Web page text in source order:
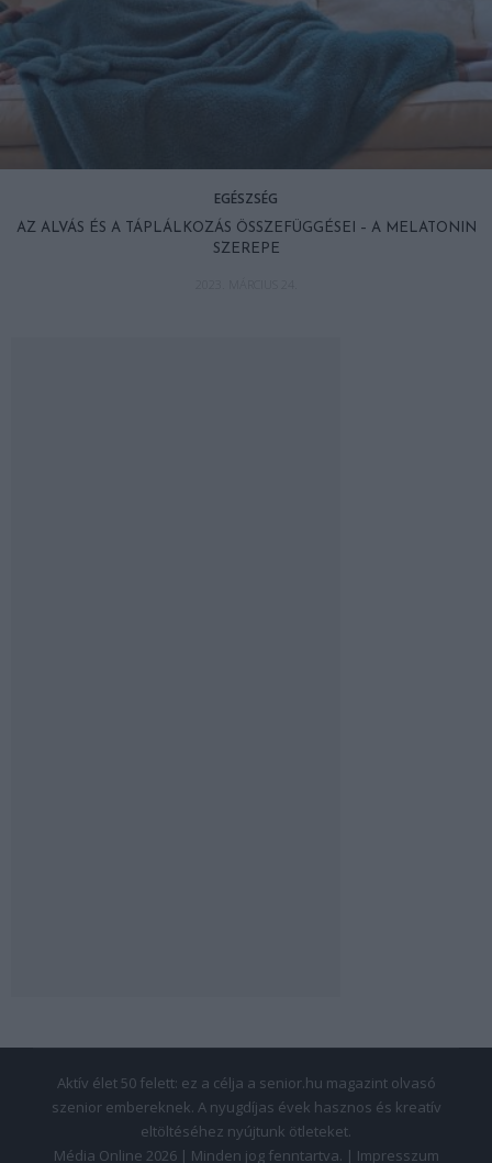
EGÉSZSÉG
AZ ALVÁS ÉS A TÁPLÁLKOZÁS ÖSSZEFÜGGÉSEI – A MELATONIN
SZEREPE
Aktív élet 50 felett: ez a célja a senior.hu magazint olvasó
szenior embereknek. A nyugdíjas évek hasznos és kreatív
eltöltéséhez nyújtunk ötleteket.
Média Online 2026 | Minden jog fenntartva. | Impresszum